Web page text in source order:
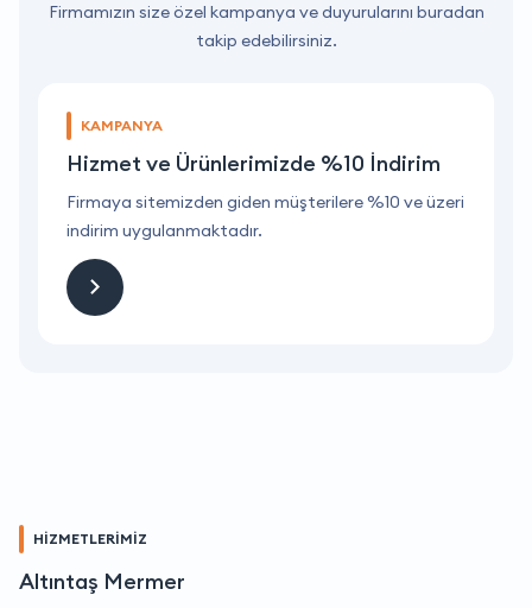
Firmamızın size özel kampanya ve duyurularını buradan
takip edebilirsiniz.
KAMPANYA
Hizmet ve Ürünlerimizde %10 İndirim
Firmaya sitemizden giden müşterilere %10 ve üzeri
indirim uygulanmaktadır.
HİZMETLERİMİZ
Altıntaş Mermer